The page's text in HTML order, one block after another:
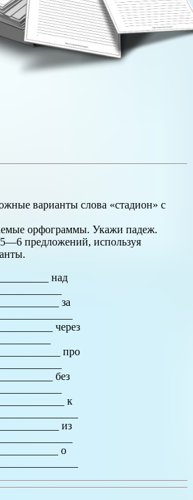
варианты слова «стадион» с
орфограммы. Укажи падеж.
5—6 предложений, используя
над
за
через
про
без
к
из
о